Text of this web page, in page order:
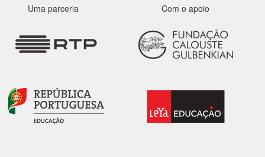
Uma parceria Com o apoio